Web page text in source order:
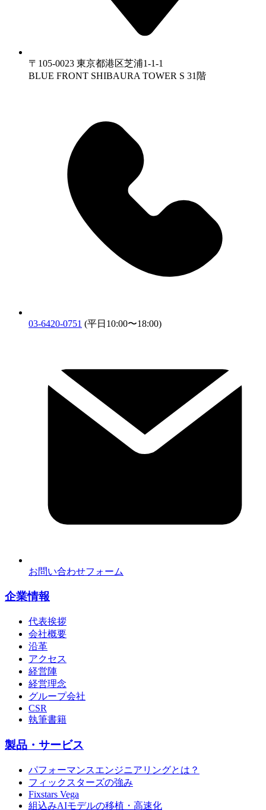
〒105-0023 東京都港区芝浦1-1-1
BLUE FRONT SHIBAURA TOWER S 31階
03-6420-0751 (平日10:00〜18:00)
お問い合わせフォーム
企業情報
代表挨拶
会社概要
沿革
アクセス
経営陣
経営理念
グループ会社
CSR
執筆書籍
製品・サービス
パフォーマンスエンジニアリングとは？
フィックスターズの強み
Fixstars Vega
組込みAIモデルの移植・高速化